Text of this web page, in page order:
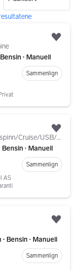
Bensin ∙ Manuell
Sammenlign
Btooth/Klima/Antispinn/Cruise/USB/+++
Bensin ∙ Manuell
Sammenlign
AS
Bensin ∙ Manuell
Sammenlign